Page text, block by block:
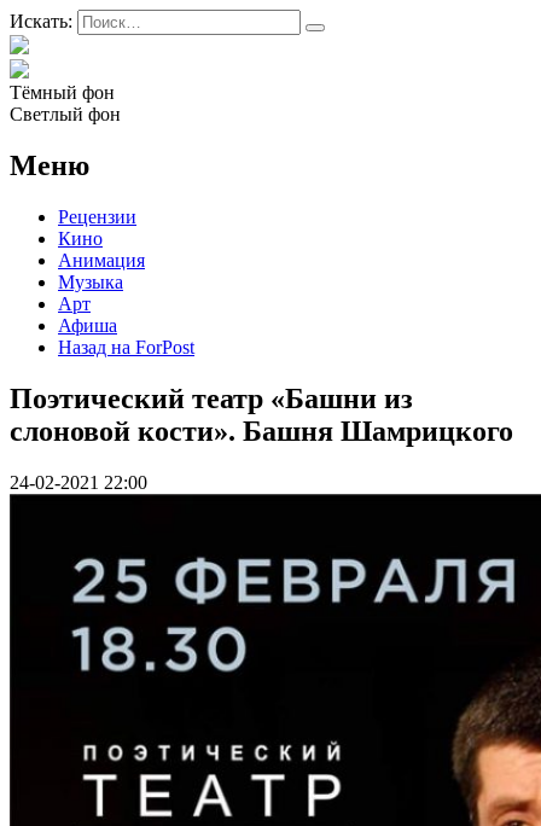
Искать:
Тёмный фон
Светлый фон
Меню
Рецензии
Кино
Анимация
Музыка
Арт
Афиша
Назад на ForPost
Поэтический театр «Башни из
слоновой кости». Башня Шамрицкого
24-02-2021 22:00